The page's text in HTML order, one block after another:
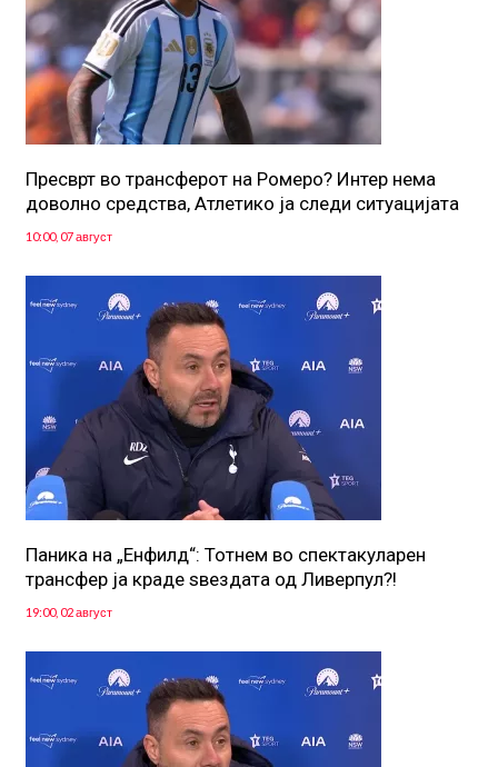
Пресврт во трансферот на Ромеро? Интер нема
доволно средства, Атлетико ја следи ситуацијата
10:00, 07 август
Паника на „Енфилд“: Тотнем во спектакуларен
трансфер ја краде ѕвездата од Ливерпул?!
19:00, 02 август